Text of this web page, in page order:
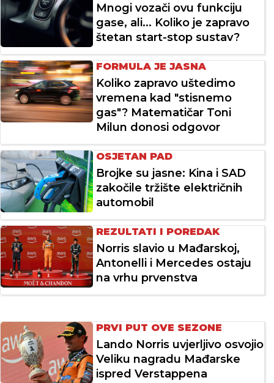
Mnogi vozači ovu funkciju
gase, ali... Koliko je zapravo
štetan start-stop sustav?
FORMULA JE JASNA
Koliko zapravo uštedimo
vremena kad "stisnemo
gas"? Matematičar Toni
Milun donosi odgovor
OSJETAN PAD
Brojke su jasne: Kina i SAD
zakočile tržište električnih
automobil
REZULTATI I POREDAK
Norris slavio u Mađarskoj,
Antonelli i Mercedes ostaju
na vrhu prvenstva
PRVI PUT OVE SEZONE
Lando Norris uvjerljivo osvojio
Veliku nagradu Mađarske
ispred Verstappena